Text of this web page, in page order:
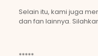
Selain itu, kami juga
dan fan lainnya.